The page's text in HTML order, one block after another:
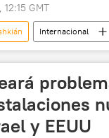
GMT
Internacional
y EEUU